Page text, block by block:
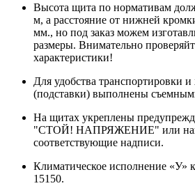
Высота щита по нормативам
м, а расстояние от нижней
мм., но под заказ можем
размеры. Внимательно
характеристики!
Для удобства транспортировки
(подставки) выполнены
На щитах укреплены
"СТОЙ! НАПРЯЖЕНИЕ" или
соответствующие надписи.
Климатическое исполнение «У»
15150.